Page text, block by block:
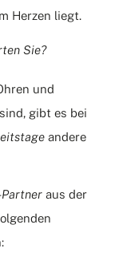
Herzen liegt.
Sie?
und
gibt es bei
andere
aus der